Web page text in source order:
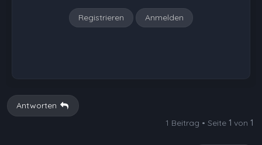
Registrieren Anmelden
Antworten
1 Beitrag • Seite 1 von 1